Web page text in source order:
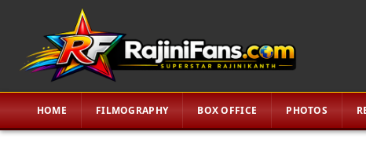
HOME FILMOGRAPHY BOX OFFICE PHOTOS